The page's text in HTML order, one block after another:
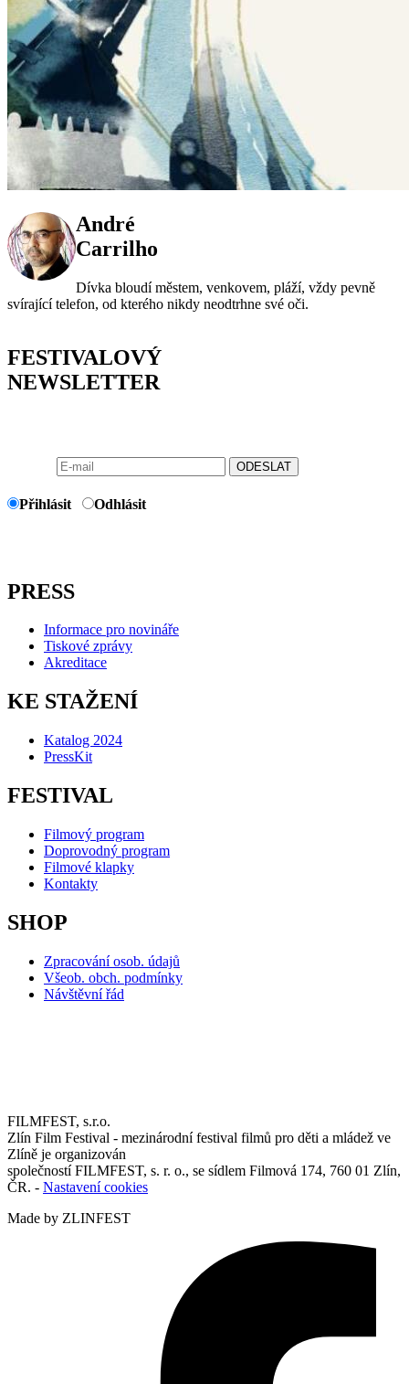
André
Carrilho
Dívka bloudí městem, venkovem, pláží, vždy pevně
svírající telefon, od kterého nikdy neodtrhne své oči.
FESTIVALOVÝ
NEWSLETTER
ODESLAT
Přihlásit Odhlásit
PRESS
Informace pro novináře
Tiskové zprávy
Akreditace
KE STAŽENÍ
Katalog 2024
PressKit
FESTIVAL
Filmový program
Doprovodný program
Filmové klapky
Kontakty
SHOP
Zpracování osob. údajů
Všeob. obch. podmínky
Návštěvní řád
FILMFEST, s.r.o.
Zlín Film Festival - mezinárodní festival filmů pro děti a mládež ve
Zlíně je organizován
společností FILMFEST, s. r. o., se sídlem Filmová 174, 760 01 Zlín,
ČR. - Nastavení cookies
Made by ZLINFEST